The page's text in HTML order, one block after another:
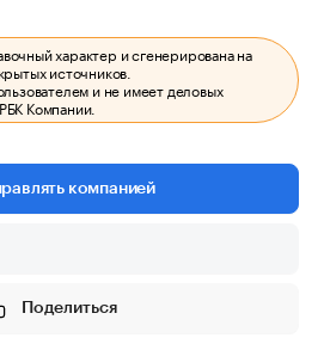
характер и сгенерирована на
источников.
и не имеет деловых
Компании.
компанией
Поделиться